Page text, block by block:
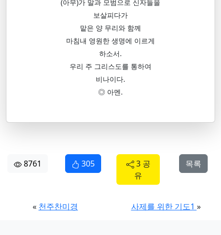
(아무)가 말과 모범으로 신자들을
보살피다가
맡은 양 무리와 함께
마침내 영원한 생명에 이르게
하소서.
우리 주 그리스도를 통하여
비나이다.
◎ 아멘.
8761 305
3 공
유
목록
« 천주찬미경 사제를 위한 기도1 »